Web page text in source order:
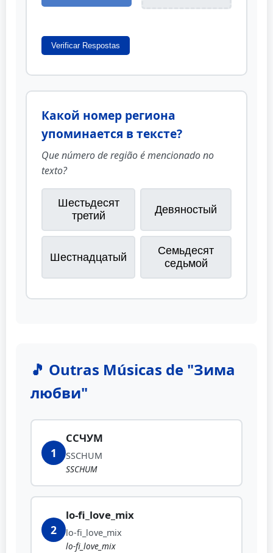
Verificar Respostas
Какой номер региона
упоминается в тексте?
Que número de região é mencionado no
texto?
Шестьдесят
третий
Девяностый
Шестнадцатый
Семьдесят
седьмой
🎵 Outras Músicas de "Зима
любви"
1
ССЧУМ
SSCHUM
SSCHUM
2
lo-fi_love_mix
lo-fi_love_mix
lo-fi_love_mix